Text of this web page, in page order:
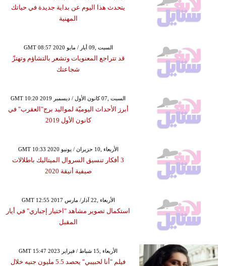
يتحدث هذا اليوم عن بداية جديدة في حياتك
المهنية
GMT 08:57 2020 السبت ,09 أيار / مايو
قد تتراجع المعنويات وتشعر بالتشاؤم وتهتزّ
شجاعتك
GMT 10:20 2019 السبت ,07 كانون الأول / ديسمبر
أبرز الأحداث اليوميّة لمواليد برج"العقرب" في
كانون الأول 2019
GMT 10:33 2020 الأربعاء ,10 حزيران / يونيو
3 أفكار تنسيق السروال الميتاليك باطلالات
صيفية أنيقة 2020
GMT 12:55 2017 الأربعاء ,22 آذار/ مارس
استكمال تصوير مشاهد "اختيار إجباري" في أيار
المقبل
GMT 15:47 2023 الأربعاء ,15 شباط / فبراير
فيلم "أنا لحبيبي" يحصد 5.5 مليون جنيه خلال